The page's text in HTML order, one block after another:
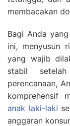
membacakan
Bagi Anda
ini, menyusun
yang wajib
stabil
perencanaan,
komprehensif
anak laki-laki
anggaran